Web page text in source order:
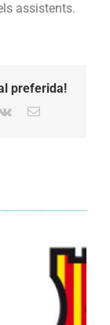
assistents.
preferida!
Vk Email: